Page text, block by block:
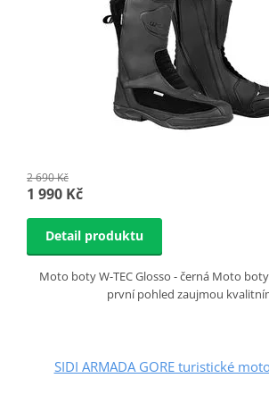
2 690 Kč
1 990 Kč
Detail produktu
Moto boty W-TEC Glosso - černá Moto boty
první pohled zaujmou
SIDI ARMADA GORE turistické